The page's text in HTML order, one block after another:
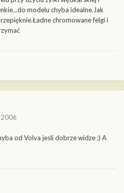
modelu chyba idealne.Jak
chromowane felgi i
od Volva jesli dobrze widze ;) A